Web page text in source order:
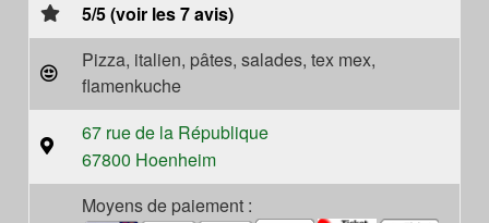
5/5 (voir les 7 avis)
Pizza, italien, pâtes, salades, tex mex,
flamenkuche
67 rue de la République
67800 Hoenheim
Moyens de paiement :